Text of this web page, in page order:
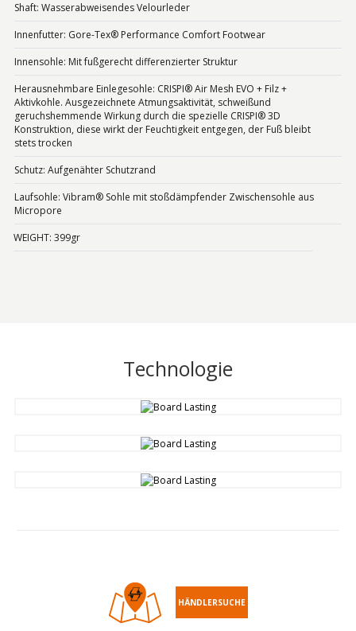
Shaft: Wasserabweisendes Velourleder
Innenfutter: Gore-Tex® Performance Comfort Footwear
Innensohle: Mit fußgerecht differenzierter Struktur
Herausnehmbare Einlegesohle: CRISPI® Air Mesh EVO + Filz +
Aktivkohle. Ausgezeichnete Atmungsaktivität, schweißund
geruchshemmende Wirkung durch die spezielle CRISPI® 3D
Konstruktion, diese wirkt der Feuchtigkeit entgegen, der Fuß bleibt
stets trocken
Schutz: Aufgenähter Schutzrand
Laufsohle: Vibram® Sohle mit stoßdämpfender Zwischensohle aus
Micropore
WEIGHT: 399gr
Technologie
HÄNDLERSUCHE